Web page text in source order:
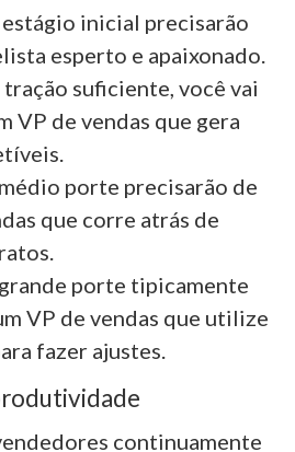
estágio inicial precisarão
esperto e apaixonado.
suficiente, você vai
VP de vendas que gera
porte precisarão de
que corre atrás de
porte tipicamente
VP de vendas que utilize
fazer ajustes.
continuamente